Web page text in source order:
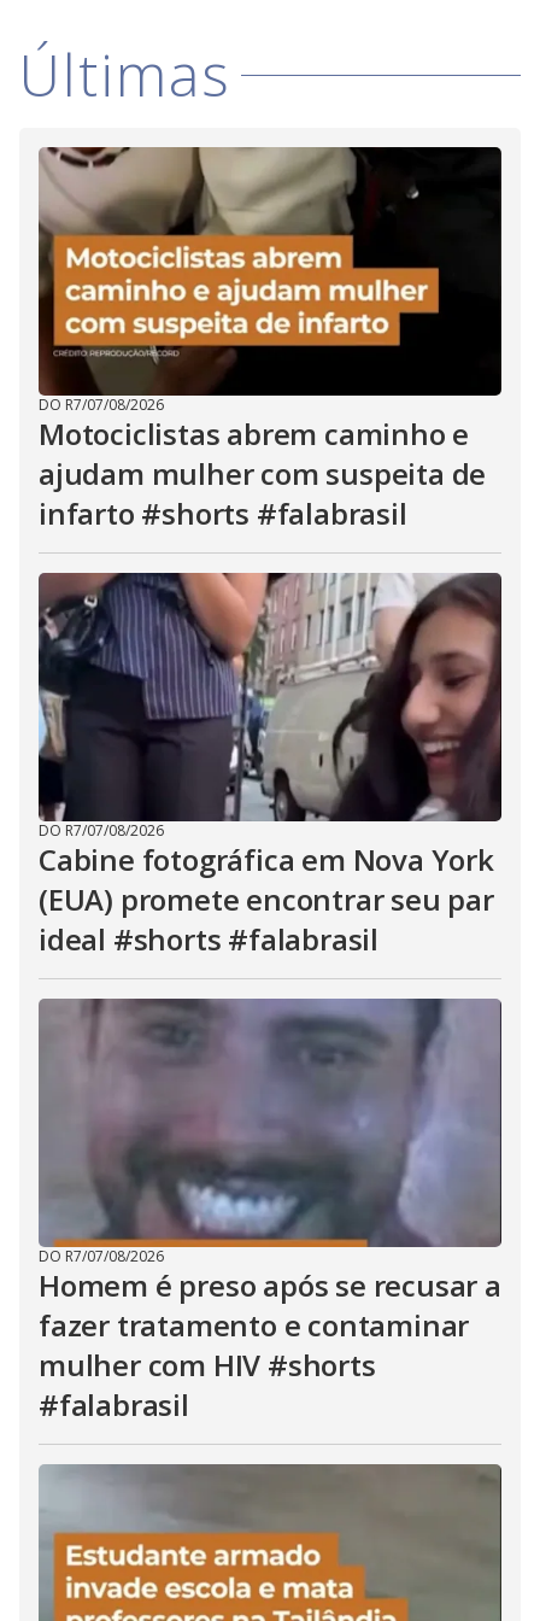
i
d
e
o
Últimas
DO R7/07/08/2026
Motociclistas abrem caminho e
ajudam mulher com suspeita de
infarto #shorts #falabrasil
DO R7/07/08/2026
Cabine fotográfica em Nova York
(EUA) promete encontrar seu par
ideal #shorts #falabrasil
DO R7/07/08/2026
Homem é preso após se recusar a
fazer tratamento e contaminar
mulher com HIV #shorts
#falabrasil